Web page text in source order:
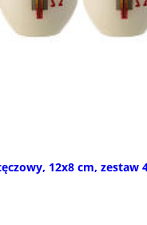
12x8 cm, zestaw